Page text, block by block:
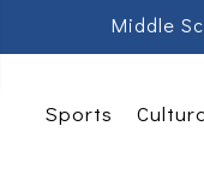
Middle
Sports